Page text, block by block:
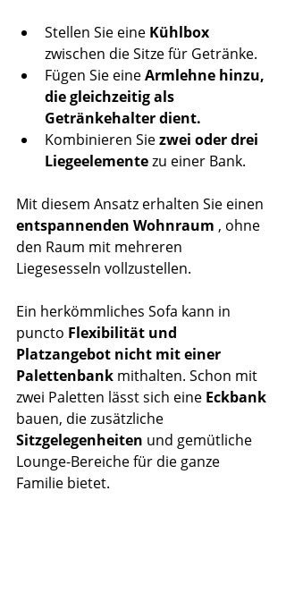
Stellen Sie eine Kühlbox
zwischen die Sitze für Getränke.
Fügen Sie eine Armlehne hinzu,
die gleichzeitig als
Getränkehalter dient.
Kombinieren Sie zwei oder drei
Liegeelemente zu einer Bank.
Mit diesem Ansatz erhalten Sie einen
entspannenden Wohnraum , ohne
den Raum mit mehreren
Liegesesseln vollzustellen.
Ein herkömmliches Sofa kann in
puncto Flexibilität und
Platzangebot nicht mit einer
Palettenbank mithalten. Schon mit
zwei Paletten lässt sich eine Eckbank
bauen, die zusätzliche
Sitzgelegenheiten und gemütliche
Lounge-Bereiche für die ganze
Familie bietet.